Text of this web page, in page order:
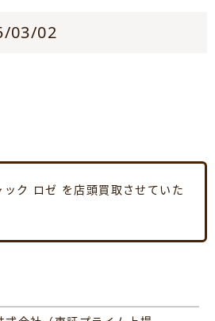
03/02
ック ロゼ を店頭買取させていた